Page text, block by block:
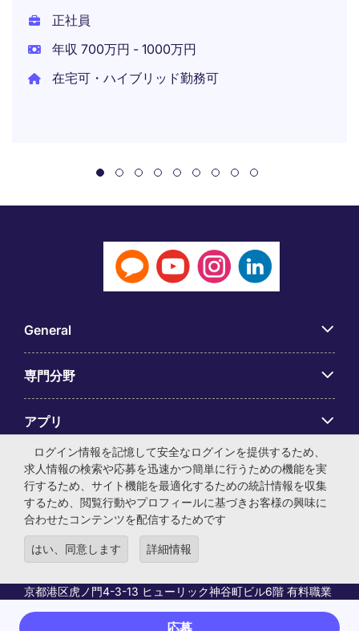
応募
正社員
年収 700万円 - 1000万円
在宅可・ハイブリッド勤務可
General
専門分野
アプリ
Employer Centre
© マイケル・ペイジ・インターナショナル・ジャパン株式会
京都港区虎ノ門4-3-13 ヒューリック神谷町ビル6階 有料職業
紹介事業許可番号：13-ユ-040405 ／ 労働者派遣事業許可番
ログイン情報を記憶して安全なログインを提供するため、
求人情報の検索や応募を迅速かつ簡単に行うための機能を実
行するため、サイト機能を最適化するための統計情報を収集
するため、閲覧行動やプロフィールに基づきお客様の興味に
合わせたコンテンツを配信するためです
はい、同意します 詳細情報